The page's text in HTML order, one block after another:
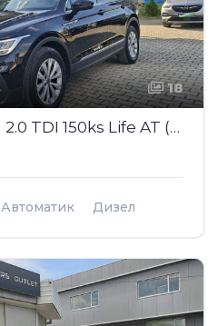
18
Volkswagen Tiguan 2.0 TDI 150ks Life AT (SAJ018)
Автоматик Дизел